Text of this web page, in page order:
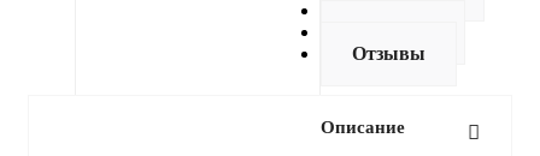
Отзывы
Описание